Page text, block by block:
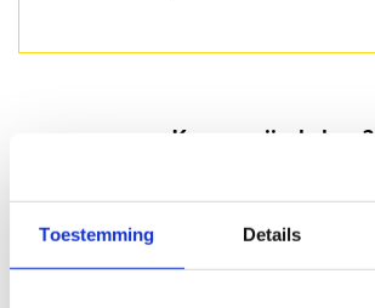
Toestemming Details
Kunnen wij u helpen?
Telefonisch
088 3100 500